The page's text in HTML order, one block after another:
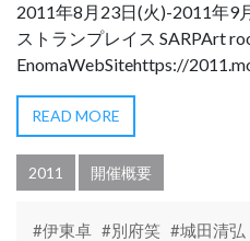
2011年8月23日(火)-2011年9
ストランプレイス SARPArt
EnomaWebSitehttps://
READ MORE
2011 開催概要
#伊東卓 #別府笑 #城田清弘